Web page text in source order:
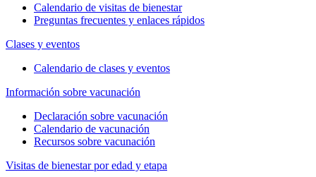
Calendario de visitas de bienestar
Preguntas frecuentes y enlaces rápidos
Clases y eventos
Calendario de clases y eventos
Información sobre vacunación
Declaración sobre vacunación
Calendario de vacunación
Recursos sobre vacunación
Visitas de bienestar por edad y etapa